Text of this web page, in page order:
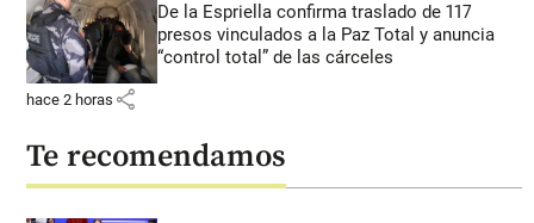
De la Espriella confirma traslado de 117
presos vinculados a la Paz Total y anuncia
“control total” de las cárceles
hace 2 horas share
Te recomendamos